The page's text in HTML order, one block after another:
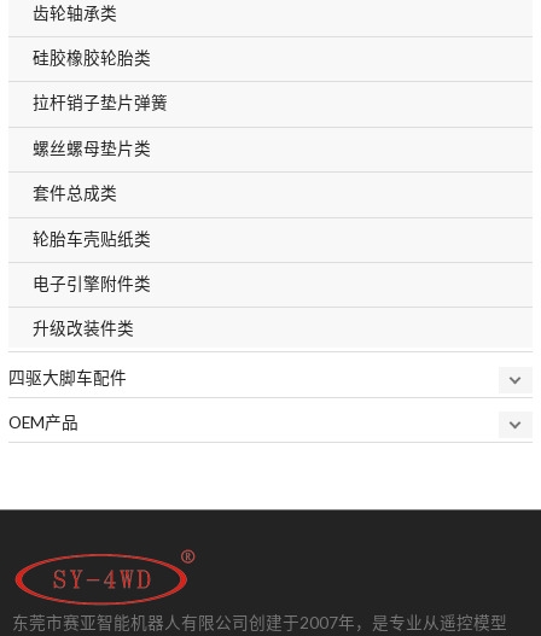
齿轮轴承类
硅胶橡胶轮胎类
拉杆销子垫片弹簧
螺丝螺母垫片类
套件总成类
轮胎车壳贴纸类
电子引擎附件类
升级改装件类
四驱大脚车配件
OEM产品
东莞市赛亚智能机器人有限公司创建于2007年，是专业从遥控模型